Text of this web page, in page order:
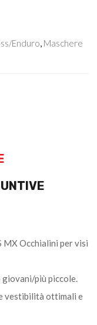
Enduro, Maschere
MX Occhialini per visi
più piccole.
vestibilità ottimali e